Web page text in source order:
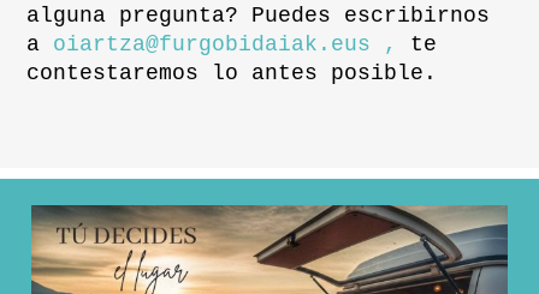
alguna pregunta? Puedes escribirnos
a oiartza@furgobidaiak.eus ,
te
contestaremos lo antes posible.